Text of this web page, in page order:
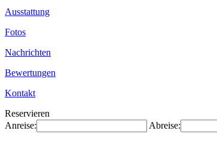
Ausstattung
Fotos
Nachrichten
Bewertungen
Kontakt
Reservieren
Anreise:
Abreise: